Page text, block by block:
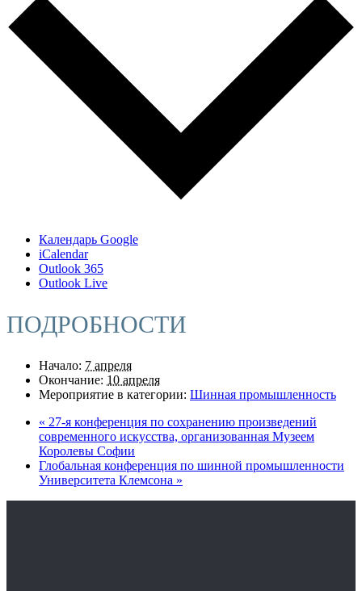
Календарь Google
iCalendar
Outlook 365
Outlook Live
ПОДРОБНОСТИ
Начало: 7 апреля
Окончание: 10 апреля
Мероприятие в категории: Шинная промышленность
« 27-я конференция по сохранению произведений
современного искусства, организованная Музеем
Королевы Софии
Глобальная конференция по шинной промышленности
Университета Клемсона »